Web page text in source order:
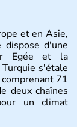
et en Asie,
dispose d'une
Egée et la
s'étale
71
deux chaînes
un climat